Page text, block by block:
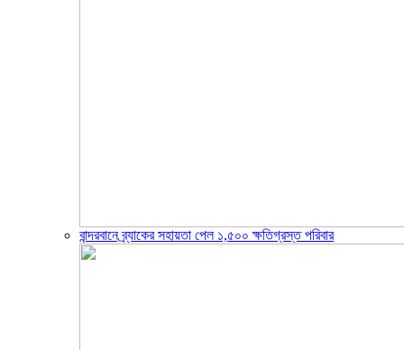
বান্দরবানে ব্র্যাকের সহায়তা পেল ১,৫০০ ক্ষতিগ্রস্ত পরিবার